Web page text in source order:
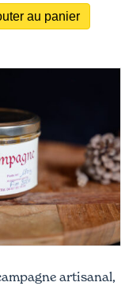
au panier
artisanal,